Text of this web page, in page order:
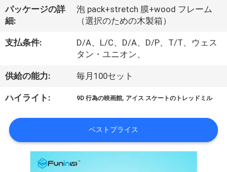
た
ち
に
関
は
パッケージの詳
細:
泡 pack+stretch 膜+wood フレーム
（選択のための木製箱）
支払条件:
D/A、L/C、D/A、D/P、T/T、ウェス
タン・ユニオン、
供給の能力: 毎月100セット
ハイライト: 9D 行為の映画館, アイス スケートのトレッドミル
ベストプライス